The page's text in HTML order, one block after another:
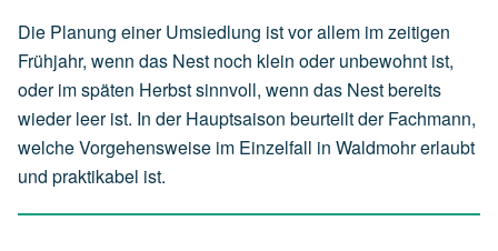
Die Planung einer Umsiedlung ist vor allem im zeitigen
Frühjahr, wenn das Nest noch klein oder unbewohnt ist,
oder im späten Herbst sinnvoll, wenn das Nest bereits
wieder leer ist. In der Hauptsaison beurteilt der Fachmann,
welche Vorgehensweise im Einzelfall in Waldmohr erlaubt
und praktikabel ist.